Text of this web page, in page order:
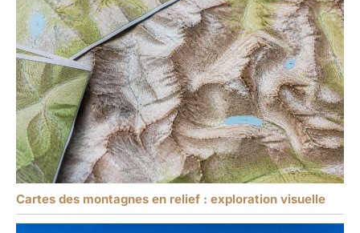
Cartes des montagnes en relief : exploration visuelle